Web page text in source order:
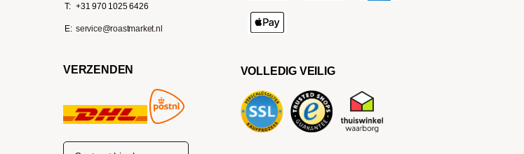
T: +31 970 1025 6426
E: service@roastmarket.nl
VERZENDEN VOLLEDIG VEILIG